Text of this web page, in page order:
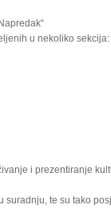
u nekoliko sekcija:
i prezentiranje
te su tako